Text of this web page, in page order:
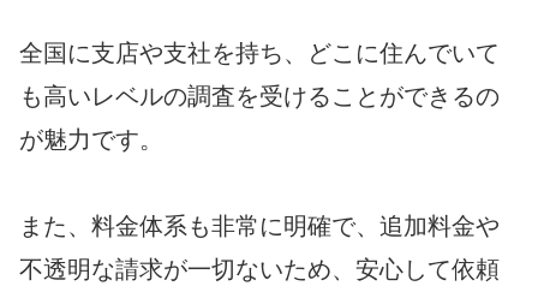
全国に支店や支社を持ち、どこに住んでいて
も高いレベルの調査を受けることができるの
が魅力です。
また、料金体系も非常に明確で、追加料金や
不透明な請求が一切ないため、安心して依頼